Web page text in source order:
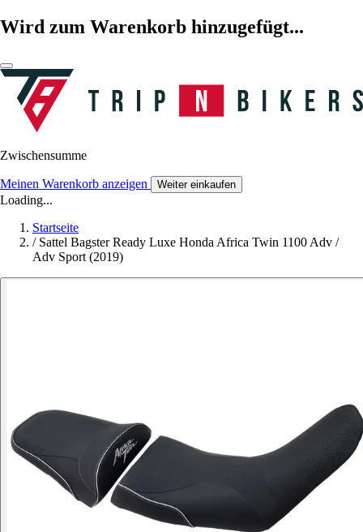
Wird zum Warenkorb hinzugefügt...
Zwischensumme
Meinen Warenkorb anzeigen Weiter einkaufen
Loading...
Startseite
/ Sattel Bagster Ready Luxe Honda Africa Twin 1100 Adv /
Adv Sport (2019)